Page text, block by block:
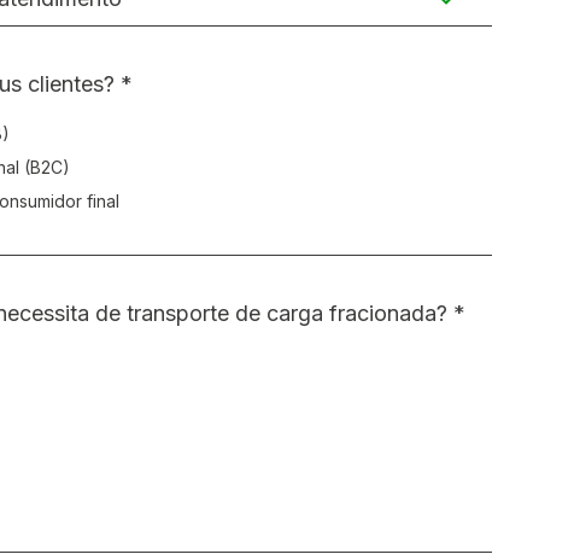
clientes? *
clientes? *
(B2C)
final
de transporte de carga fracionada? *
de transporte de carga fracionada? *